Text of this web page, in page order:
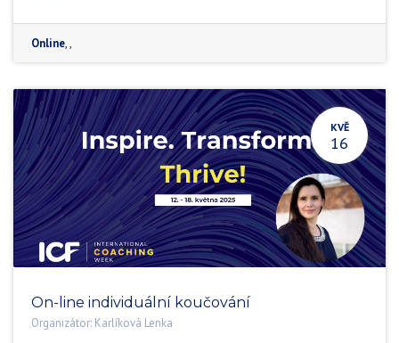
Online,,
KVĚ
16
On-line individuální koučování
Organizátor: Karlíková Lenka